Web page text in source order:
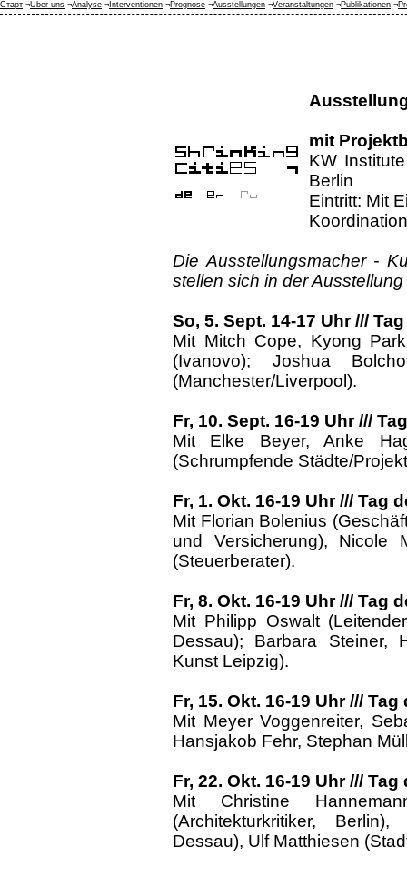
mit
KW
Berlin
Eintritt: Mit
Die Ausstellungsmacher -
stellen sich in der
So, 5. Sept. 14-17 Uhr ///
Mit Mitch Cope, Kyong
(Ivanovo); Joshua
(Manchester/Liverpool).
Fr, 10. Sept. 16-19 Uhr ///
Mit Elke Beyer, Anke
(Schrumpfende Städte/
Fr, 1. Okt. 16-19 Uhr /// Tag
Mit Florian Bolenius
und Versicherung), Nicole
(Steuerberater).
Fr, 8. Okt. 16-19 Uhr /// Tag
Mit Philipp Oswalt
Dessau); Barbara Steiner,
Kunst Leipzig).
Fr, 15. Okt. 16-19 Uhr ///
Mit Meyer Voggenreiter,
Hansjakob Fehr, Stephan
Fr, 22. Okt. 16-19 Uhr ///
Mit Christine
(Architekturkritiker,
Dessau), Ulf Matthiesen
Старт ¬Über uns ¬Analyse ¬ Interventionen ¬Prognose ¬Ausstellungen ¬Veranstaltungen ¬Publikationen ¬